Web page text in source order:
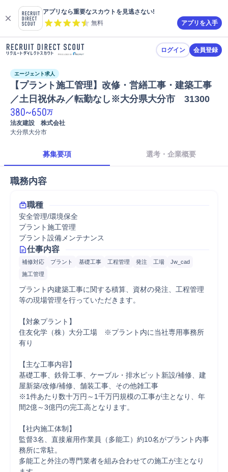
アプリなら重要なスカウトを見逃さない!
無料
アプリを入手
ログイン 会員登録
エージェント求人
【プラント施工管理】改修・営繕工事・建築工事
／土日祝休み／転勤なし※大分県大分市　31300
380~650万
法友建設　株式会社
大分県大分市
募集要項 選考・企業概要
職務内容
職種
安全管理/環境保全
プラント施工管理
プラント設備メンテナンス
仕事内容
補修対応 プラント 基礎工事 工程管理 発注 工場
Jw_cad
施工管理
プラント内建築工事に関する積算、資材の発注、工程管理
等の現場管理を行っていただきます。
【対象プラント】
住友化学（株）大分工場　※プラント内に当社専用事務所
有り
【主な工事内容】
基礎工事、鉄骨工事、ケーブル・排水ピット新設/補修、建
屋新築/改修/補修、舗装工事、その他雑工事
※1件あたり数十万円～1千万円規模の工事が主となり、年
間2億～3億円の完工高となります。
【社内施工体制】
監督3名、直接雇用作業員（多能工）約10名がプラント内事
務所に常駐。
多能工と外注の専門業者を組み合わせての施工が主となり